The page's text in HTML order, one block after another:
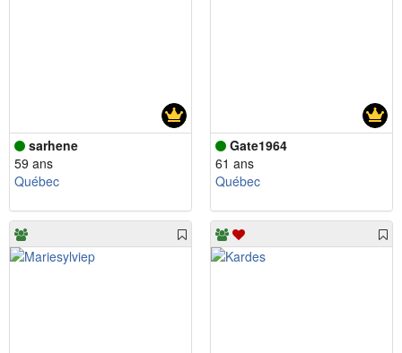
sarhene
59 ans
Québec
Gate1964
61 ans
Québec